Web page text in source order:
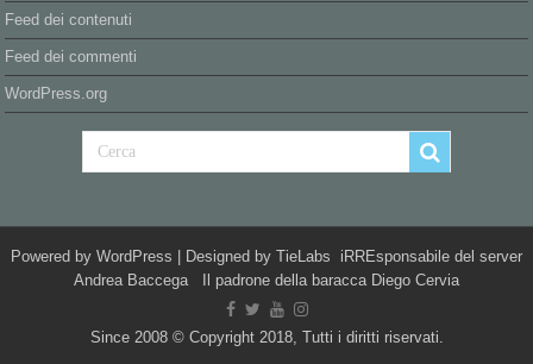
Feed dei contenuti
Feed dei commenti
WordPress.org
Powered by WordPress | Designed by TieLabs iRREsponsabile del server
Andrea Baccega Il padrone della baracca Diego Cervia
Since 2008 © Copyright 2018, Tutti i diritti riservati.